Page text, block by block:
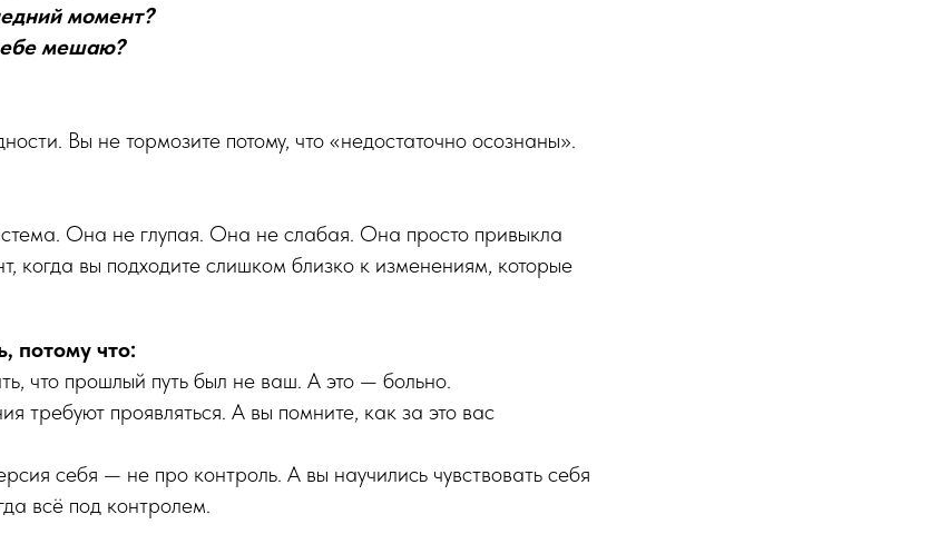
момент?
мешаю?
Вы не тормозите потому, что «недостаточно осознаны».
Она не глупая. Она не слабая. Она просто привыкла
когда вы подходите слишком близко к изменениям, которые
потому что:
что прошлый путь был не ваш. А это — больно.
требуют проявляться. А вы помните, как за это вас
себя — не про контроль. А вы научились чувствовать себя
всё под контролем.